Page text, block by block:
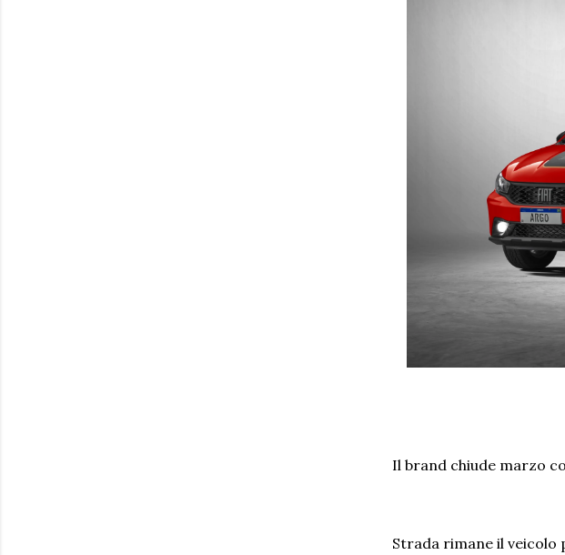
Il brand chiude marzo
Strada rimane il veicolo